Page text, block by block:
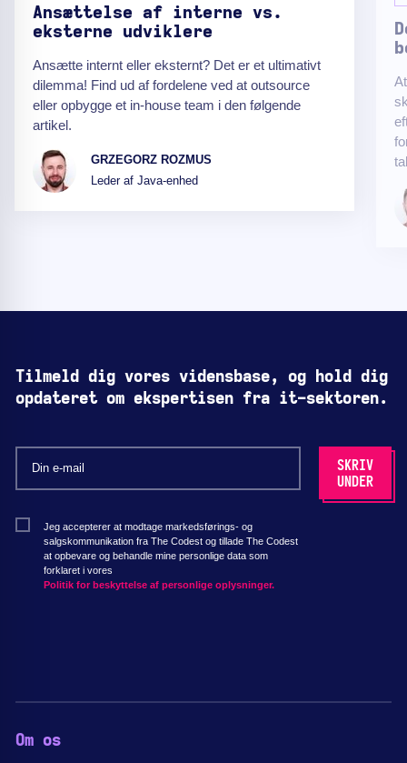
Ansættelse af interne vs.
eksterne udviklere
Ansætte internt eller eksternt? Det er et ultimativt
dilemma! Find ud af fordelene ved at outsource
eller opbygge et in-house team i den følgende
artikel.
GRZEGORZ ROZMUS
Leder af Java-enhed
Tilmeld dig vores vidensbase, og hold dig
opdateret om ekspertisen fra it-sektoren.
Jeg accepterer at modtage markedsførings- og
salgskommunikation fra The Codest og tillade The Codest
at opbevare og behandle mine personlige data som
forklaret i vores
Politik for beskyttelse af personlige oplysninger.
Om os